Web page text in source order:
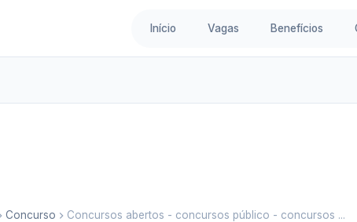
Início Vagas Benefícios
Concurso Concursos abertos - concursos público - concursos ...